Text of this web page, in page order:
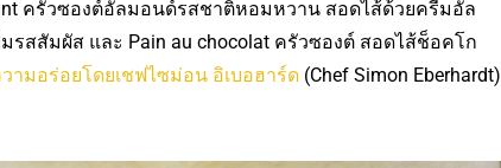
ครัวซองต์อัลมอนด์รสชาติหอมหวาน สอดไส้ด้วยครีมอัล
สสัมผัส และ Pain au chocolat ครัวซองต์ สอดไส้ช็อคโก
ามอร่อยโดยเชฟไซม่อน อิเบอฮาร์ด (Chef Simon Eberhardt)